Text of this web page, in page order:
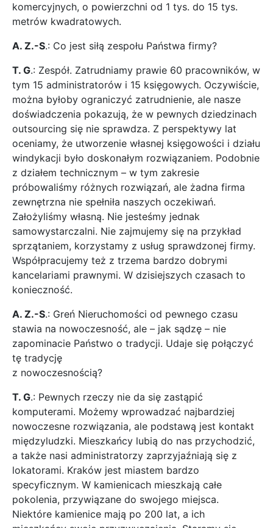
komercyjnych, o powierzchni od 1 tys. do 15 tys.
metrów kwadratowych.
A. Z.-S.: Co jest siłą zespołu Państwa firmy?
T. G.: Zespół. Zatrudniamy prawie 60 pracowników, w
tym 15 administratorów i 15 księgowych. Oczywiście,
można byłoby ograniczyć zatrudnienie, ale nasze
doświadczenia pokazują, że w pewnych dziedzinach
outsourcing się nie sprawdza. Z perspektywy lat
oceniamy, że utworzenie własnej księgowości i działu
windykacji było doskonałym rozwiązaniem. Podobnie
z działem technicznym – w tym zakresie
próbowaliśmy różnych rozwiązań, ale żadna firma
zewnętrzna nie spełniła naszych oczekiwań.
Założyliśmy własną. Nie jesteśmy jednak
samowystarczalni. Nie zajmujemy się na przykład
sprzątaniem, korzystamy z usług sprawdzonej firmy.
Współpracujemy też z trzema bardzo dobrymi
kancelariami prawnymi. W dzisiejszych czasach to
konieczność.
A. Z.-S.: Greń Nieruchomości od pewnego czasu
stawia na nowoczesność, ale – jak sądzę – nie
zapominacie Państwo o tradycji. Udaje się połączyć
tę tradycję
z nowoczesnością?
T. G.: Pewnych rzeczy nie da się zastąpić
komputerami. Możemy wprowadzać najbardziej
nowoczesne rozwiązania, ale podstawą jest kontakt
międzyludzki. Mieszkańcy lubią do nas przychodzić,
a także nasi administratorzy zaprzyjaźniają się z
lokatorami. Kraków jest miastem bardzo
specyficznym. W kamienicach mieszkają całe
pokolenia, przywiązane do swojego miejsca.
Niektóre kamienice mają po 200 lat, a ich